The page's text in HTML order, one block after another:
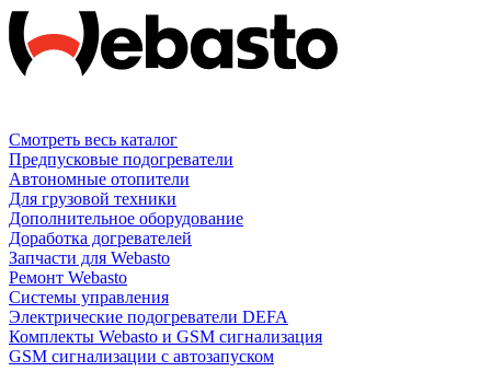
Смотреть весь каталог
Предпусковые подогреватели
Автономные отопители
Для грузовой техники
Дополнительное оборудование
Доработка догревателей
Запчасти для Webasto
Ремонт Webasto
Системы управления
Электрические подогреватели DEFA
Комплекты Webasto и GSM сигнализация
GSM сигнализации с автозапуском